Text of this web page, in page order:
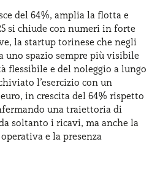
del 64%, amplia la flotta e
si chiude con numeri in forte
la startup torinese che negli
spazio sempre più visibile
flessibile e del noleggio a lungo
l’esercizio con un
in crescita del 64% rispetto
una traiettoria di
soltanto i ricavi, ma anche la
e la presenza